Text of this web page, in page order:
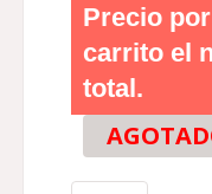
Precio
carrito el
total.